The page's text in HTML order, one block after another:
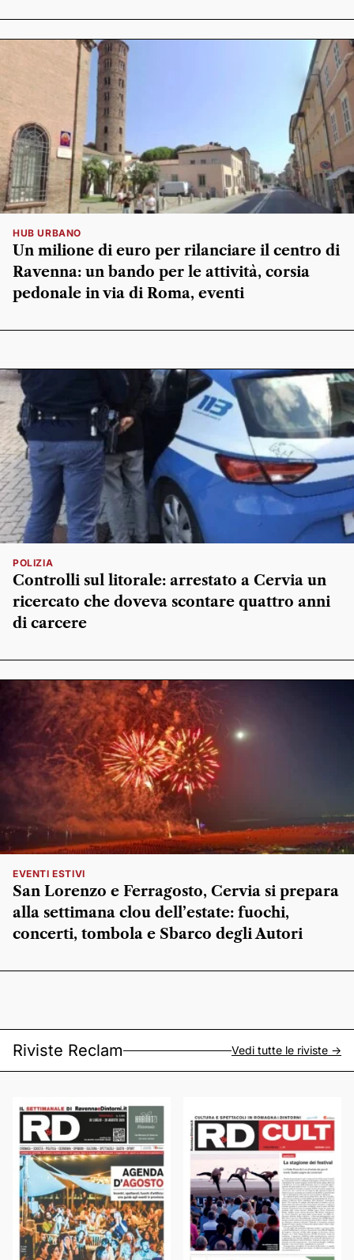
HUB URBANO
Un milione di euro per rilanciare il centro di
Ravenna: un bando per le attività, corsia
pedonale in via di Roma, eventi
POLIZIA
Controlli sul litorale: arrestato a Cervia un
ricercato che doveva scontare quattro anni
di carcere
EVENTI ESTIVI
San Lorenzo e Ferragosto, Cervia si prepara
alla settimana clou dell’estate: fuochi,
concerti, tombola e Sbarco degli Autori
Riviste Reclam Vedi tutte le riviste ->